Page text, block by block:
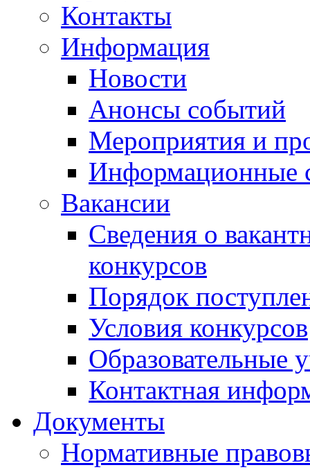
Контакты
Информация
Новости
Анонсы событий
Мероприятия и
Информационные
Вакансии
Сведения о
конкурсов
Порядок
Условия конкурсов
Образовательные
Контактная
Документы
Нормативные